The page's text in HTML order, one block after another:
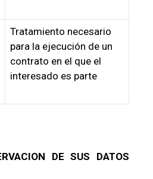
Tratamiento necesario
para la ejecución de un
contrato en el que el
interesado es parte
DE SUS DATOS